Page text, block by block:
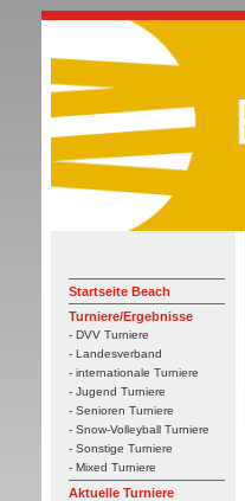
Startseite Beach
Turniere/Ergebnisse
- DVV Turniere
- Landesverband
- internationale Turniere
- Jugend Turniere
- Senioren Turniere
- Snow-Volleyball Turniere
- Sonstige Turniere
- Mixed Turniere
Aktuelle Turniere